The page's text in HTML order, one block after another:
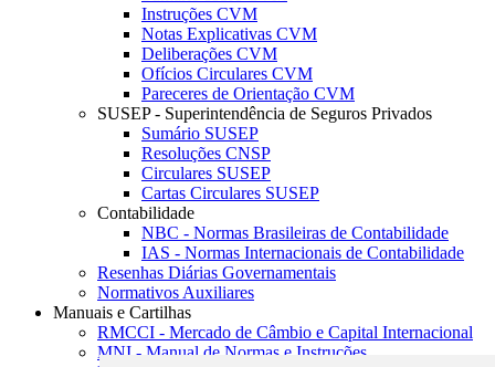
Instruções CVM
Notas Explicativas CVM
Deliberações CVM
Ofícios Circulares CVM
Pareceres de Orientação CVM
SUSEP - Superintendência de Seguros Privados
Sumário SUSEP
Resoluções CNSP
Circulares SUSEP
Cartas Circulares SUSEP
Contabilidade
NBC - Normas Brasileiras de Contabilidade
IAS - Normas Internacionais de Contabilidade
Resenhas Diárias Governamentais
Normativos Auxiliares
Manuais e Cartilhas
RMCCI - Mercado de Câmbio e Capital Internacional
MNI - Manual de Normas e Instruções